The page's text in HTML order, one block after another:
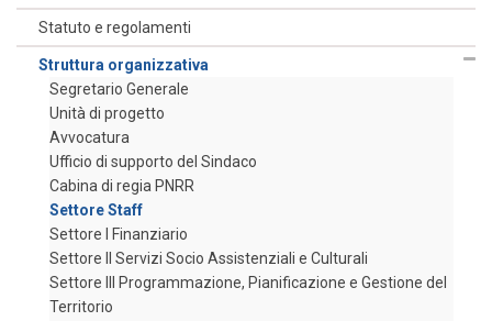
Statuto e regolamenti
Struttura organizzativa
Segretario Generale
Unità di progetto
Avvocatura
Ufficio di supporto del Sindaco
Cabina di regia PNRR
Settore Staff
Settore I Finanziario
Settore II Servizi Socio Assistenziali e Culturali
Settore III Programmazione, Pianificazione e Gestione del
Territorio